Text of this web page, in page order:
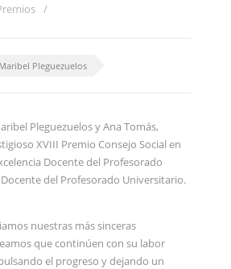
/
Maribel Pleguezuelos
Pleguezuelos y Ana Tomás,
XVIII Premio Consejo Social en
Docente del Profesorado
Docente del Profesorado Universitario.
nuestras más sinceras
que continúen con su labor
el progreso y dejando un